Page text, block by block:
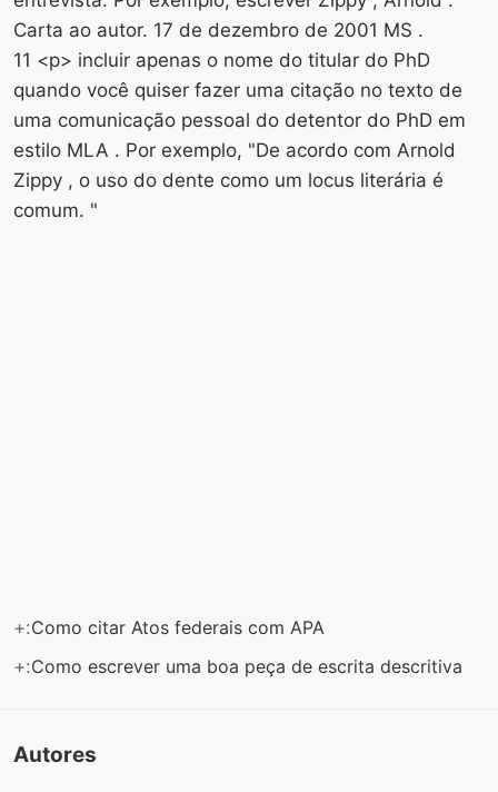
Carta ao autor. 17 de dezembro de 2001 MS .
11 <​​p> incluir apenas o nome do titular do PhD
quando você quiser fazer uma citação no texto de
uma comunicação pessoal do detentor do PhD em
estilo MLA . Por exemplo, "De acordo com Arnold
Zippy , o uso do dente como um locus literária é
comum. "
+:Como citar Atos federais com APA
+:Como escrever uma boa peça de escrita descritiva
Autores